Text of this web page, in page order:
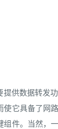
供数据转发
它具备了网
件。当然，